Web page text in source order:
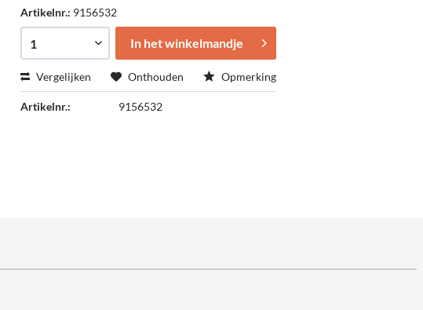
Artikelnr.: 9156532
In het winkelmandje
Vergelijken Onthouden Opmerking
Artikelnr.: 9156532